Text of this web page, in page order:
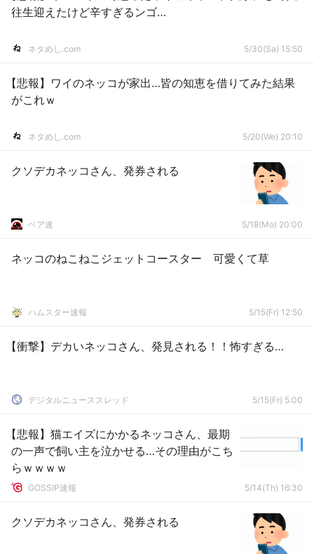
往生迎えたけど辛すぎるンゴ…
ネタめし.com 5/30(Sa) 15:50
【悲報】ワイのネッコが家出…皆の知恵を借りてみた結果
がこれｗ
ネタめし.com 5/20(We) 20:10
クソデカネッコさん、発券される
ベア速 5/18(Mo) 20:00
ネッコのねこねこジェットコースター 可愛くて草
ハムスター速報 5/15(Fr) 12:50
【衝撃】デカいネッコさん、発見される！！怖すぎる…
デジタルニューススレッド 5/15(Fr) 5:00
【悲報】猫エイズにかかるネッコさん、最期
の一声で飼い主を泣かせる…その理由がこち
らｗｗｗｗ
GOSSIP速報 5/14(Th) 16:30
クソデカネッコさん、発券される